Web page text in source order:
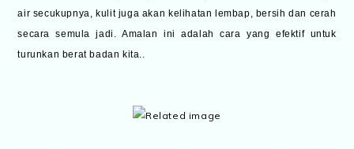
air secukupnya, kulit juga akan kelihatan lembap, bersih dan cerah
secara semula jadi. Amalan ini adalah cara yang efektif untuk
turunkan berat badan kita..